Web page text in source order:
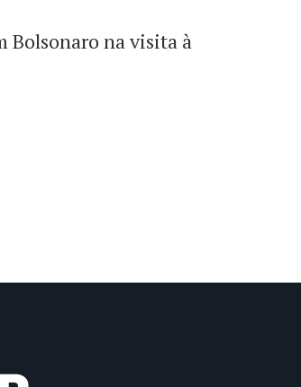
Bolsonaro na visita à